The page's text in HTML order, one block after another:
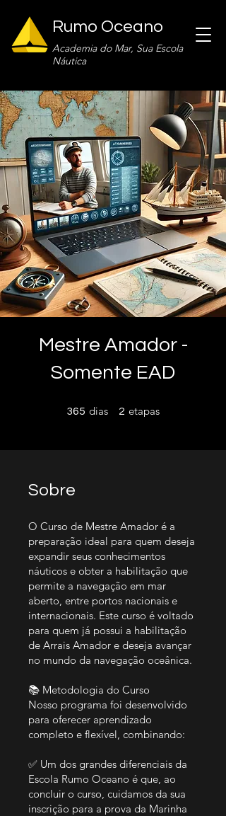
Rumo Oceano
Academia do Mar, Sua Escola
Náutica
Mestre Amador -
Somente EAD
365 dias 365 dias
2 etapas
Sobre
O Curso de Mestre Amador é a
preparação ideal para quem deseja
expandir seus conhecimentos
náuticos e obter a habilitação que
permite a navegação em mar
aberto, entre portos nacionais e
internacionais. Este curso é voltado
para quem já possui a habilitação
de Arrais Amador e deseja avançar
no mundo da navegação oceânica.
📚 Metodologia do Curso
Nosso programa foi desenvolvido
para oferecer aprendizado
completo e flexível, combinando:
✅ Um dos grandes diferenciais da
Escola Rumo Oceano é que, ao
concluir o curso, cuidamos da sua
inscrição para a prova da Marinha